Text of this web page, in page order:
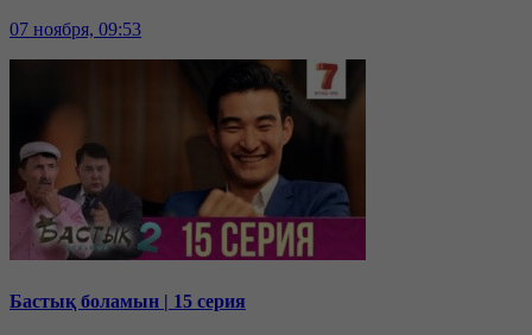
07 ноября, 09:53
Бастық боламын | 15 серия